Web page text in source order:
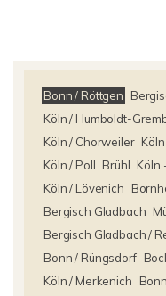
Bonn / Röttgen
Köln / Humboldt-
Köln / Chorweiler
Köln / Poll Brühl Köln
Köln / Lövenich
Bergisch Gladbach
Bergisch Gladbach /
Bonn / Rüngsdorf
Köln / Merkenich
Bonn